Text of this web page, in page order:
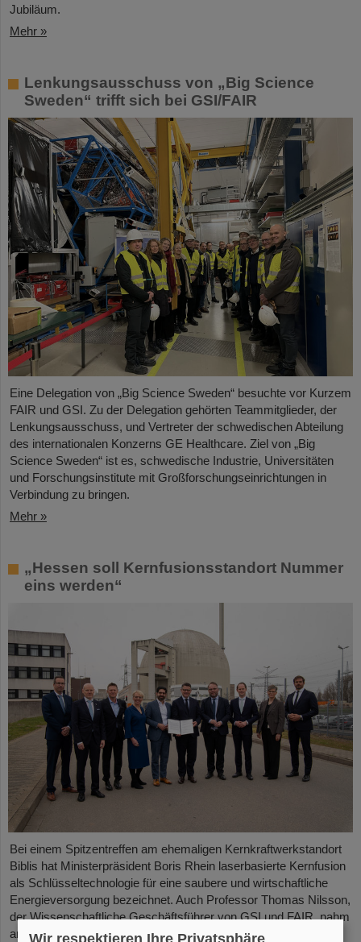
Jubiläum.
Mehr »
Lenkungsausschuss von „Big Science
Sweden“ trifft sich bei GSI/FAIR
Eine Delegation von „Big Science Sweden“ besuchte vor Kurzem
FAIR und GSI. Zu der Delegation gehörten Teammitglieder, der
Lenkungsausschuss, und Vertreter der schwedischen Abteilung
des internationalen Konzerns GE Healthcare. Ziel von „Big
Science Sweden“ ist es, schwedische Industrie, Universitäten
und Forschungsinstitute mit Großforschungseinrichtungen in
Verbindung zu bringen.
Mehr »
„Hessen soll Kernfusionsstandort Nummer
eins werden“
Bei einem Spitzentreffen am ehemaligen Kernkraftwerkstandort
Biblis hat Ministerpräsident Boris Rhein laserbasierte Kernfusion
als Schlüsseltechnologie für eine saubere und wirtschaftliche
Energieversorgung bezeichnet. Auch Professor Thomas Nilsson,
der Wissenschaftliche Geschäftsführer von GSI und FAIR, nahm
an dem Treffen teil und unterzeichnete gemeinsam mit
Wir respektieren Ihre Privatsphäre